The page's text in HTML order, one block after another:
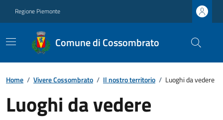
Regione Piemonte
Comune di Cossombrato
Home / Vivere Cossombrato / Il nostro territorio / Luoghi da vedere
Luoghi da vedere